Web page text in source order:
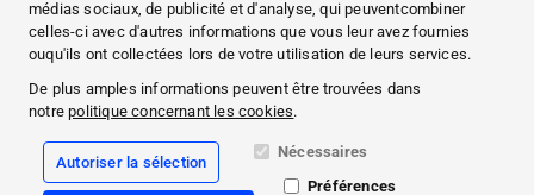
médias sociaux, de publicité et d'analyse, qui peuventcombiner
celles-ci avec d'autres informations que vous leur avez fournies
ouqu'ils ont collectées lors de votre utilisation de leurs services.
De plus amples informations peuvent être trouvées dans
notrepolitique concernant les cookies.
Autoriser la sélection
Nécessaires
Préférences
MEDI.CONNECT
CONTACT
Facebook
YouTube